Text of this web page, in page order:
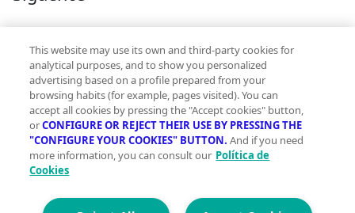
Contacto
hola@vivegreen.com
Aviso Legal
Condiciones de uso
Politica de privacidad
This website may use its own and third-party cookies for
analytical purposes, and to show you personalized
advertising based on a profile prepared from your
browsing habits (for example, pages visited). You can
accept all cookies by pressing the "Accept cookies" button,
orCONFIGURE OR REJECT THEIR USE BY PRESSING THE
"CONFIGURE YOUR COOKIES" BUTTON. And if you need
more information, you can consult our Política de
Cookies